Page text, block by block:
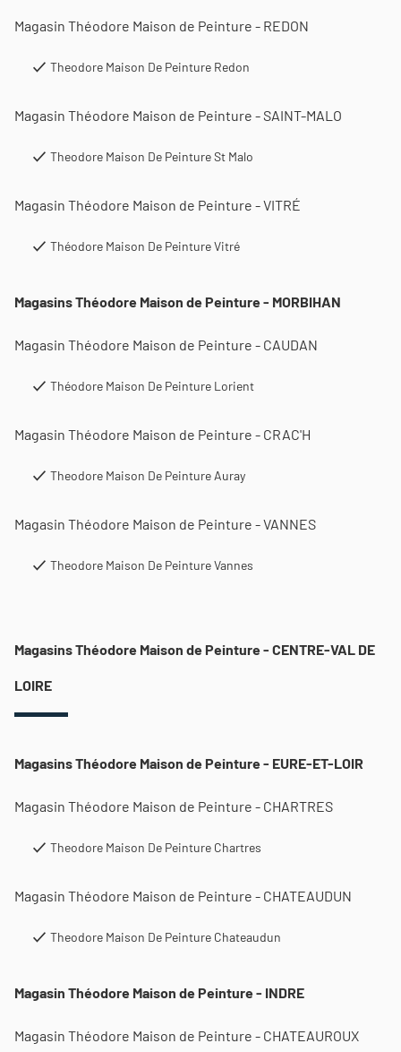
Magasin Théodore Maison de Peinture - REDON
Theodore Maison De Peinture Redon
Magasin Théodore Maison de Peinture - SAINT-MALO
Theodore Maison De Peinture St Malo
Magasin Théodore Maison de Peinture - VITRÉ
Théodore Maison De Peinture Vitré
Magasins Théodore Maison de Peinture - MORBIHAN
Magasin Théodore Maison de Peinture - CAUDAN
Théodore Maison De Peinture Lorient
Magasin Théodore Maison de Peinture - CRAC'H
Theodore Maison De Peinture Auray
Magasin Théodore Maison de Peinture - VANNES
Theodore Maison De Peinture Vannes
Magasins Théodore Maison de Peinture - CENTRE-VAL DE
LOIRE
Magasins Théodore Maison de Peinture - EURE-ET-LOIR
Magasin Théodore Maison de Peinture - CHARTRES
Theodore Maison De Peinture Chartres
Magasin Théodore Maison de Peinture - CHATEAUDUN
Theodore Maison De Peinture Chateaudun
Magasin Théodore Maison de Peinture - INDRE
Magasin Théodore Maison de Peinture - CHATEAUROUX